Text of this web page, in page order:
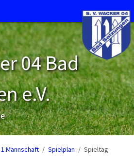
04 Bad
e.V.
1.Mannschaft Spielplan Spieltag